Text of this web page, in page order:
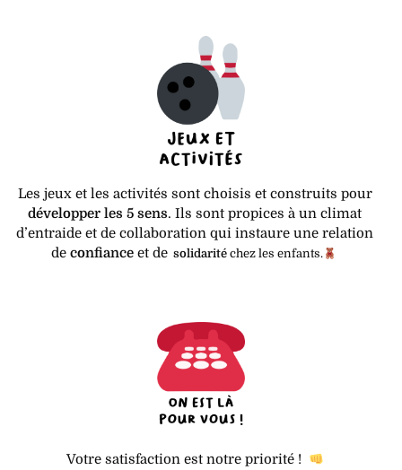
Les jeux et les activités sont choisis et construits pour
développer les 5 sens. Ils sont propices à un climat
d’entraide et de collaboration qui instaure une relation
de confiance et de solidarité chez les enfants.
Votre satisfaction est notre priorité !